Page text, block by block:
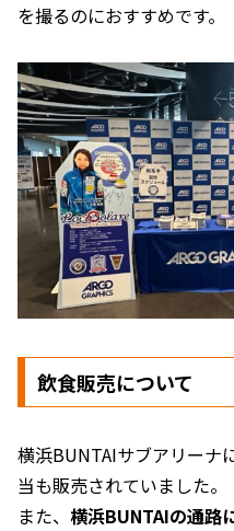
を撮るのにおすすめです。
飲食販売について
横浜BUNTAIサブアリーナ
当も販売されていました。
また、 横浜BUNTAIの通路